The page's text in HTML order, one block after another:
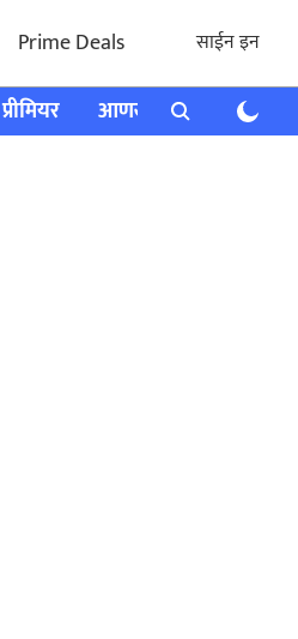
Prime Deals साईन इन
प्रीमियर आणखी राशी भविष्य